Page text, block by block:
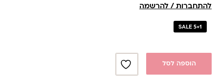
להתחברות / להרשמה
SALE 5+1
הוספה לסל